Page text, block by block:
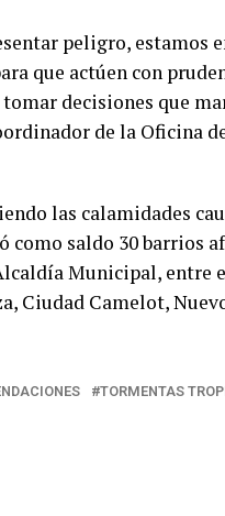
peligro, estamos
que actúen con
decisiones que
de la Oficina
las calamidades
saldo 30 barrios
Municipal, entre
Ciudad Camelot,
TORMENTAS